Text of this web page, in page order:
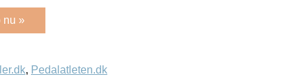
nu »
, Pedalatleten.dk